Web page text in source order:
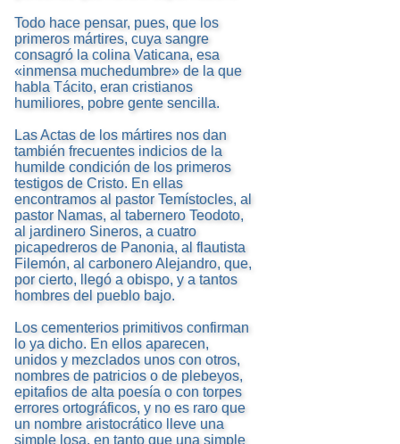
Todo hace pensar, pues, que los
primeros mártires, cuya sangre
consagró la colina Vaticana, esa
«inmensa muchedumbre» de la que
habla Tácito, eran cristianos
humiliores, pobre gente sencilla.
Las Actas de los mártires nos dan
también frecuentes indicios de la
humilde condición de los primeros
testigos de Cristo. En ellas
encontramos al pastor Temístocles, al
pastor Namas, al tabernero Teodoto,
al jardinero Sineros, a cuatro
picapedreros de Panonia, al flautista
Filemón, al carbonero Alejandro, que,
por cierto, llegó a obispo, y a tantos
hombres del pueblo bajo.
Los cementerios primitivos confirman
lo ya dicho. En ellos aparecen,
unidos y mezclados unos con otros,
nombres de patricios o de plebeyos,
epitafios de alta poesía o con torpes
errores ortográficos, y no es raro que
un nombre aristocrático lleve una
simple losa, en tanto que una simple